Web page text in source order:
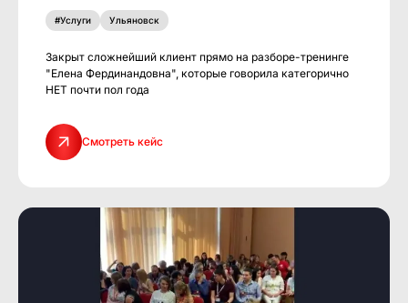
#Услуги Ульяновск
Закрыт сложнейший клиент прямо на разборе-тренинге
"Елена Фердинандовна", которые говорила категорично
НЕТ почти пол года
Смотреть кейс